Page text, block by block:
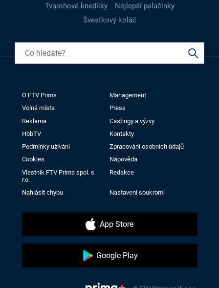
Tvarohové knedlíky
Nejlepší palačinky
Švestkový koláč
O FTV Prima
Management
Volná místa
Press
Reklama
Castingy a výzvy
HbbTV
Kontakty
Podmínky užívání
Zpracování osobních údajů
Cookies
Nápověda
Vlastník FTV Prima spol. s
r.o.
Redakce
Nahlásit chybu Nastavení soukromí
App Store
Google Play